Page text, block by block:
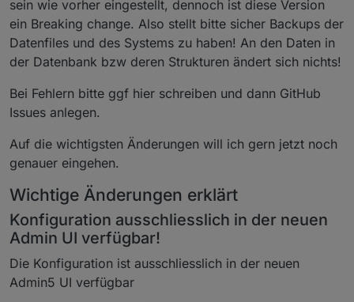
sein wie vorher eingestellt, dennoch ist diese Version
ein Breaking change. Also stellt bitte sicher Backups der
Datenfiles und des Systems zu haben! An den Daten in
der Datenbank bzw deren Strukturen ändert sich nichts!
Bei Fehlern bitte ggf hier schreiben und dann GitHub
Issues anlegen.
Auf die wichtigsten Änderungen will ich gern jetzt noch
genauer eingehen.
Wichtige Änderungen erklärt
Konfiguration ausschliesslich in der neuen
Admin UI verfügbar!
Die Konfiguration ist ausschliesslich in der neuen
Admin5 UI verfügbar